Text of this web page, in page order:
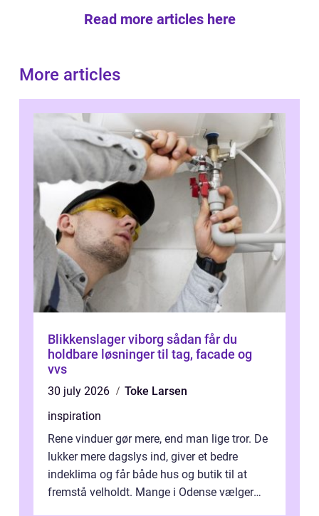
Read more articles here
More articles
Blikkenslager viborg sådan får du
holdbare løsninger til tag, facade og
vvs
30 july 2026
Toke Larsen
inspiration
Rene vinduer gør mere, end man lige tror. De
lukker mere dagslys ind, giver et bedre
indeklima og får både hus og butik til at
fremstå velholdt. Mange i Odense vælger